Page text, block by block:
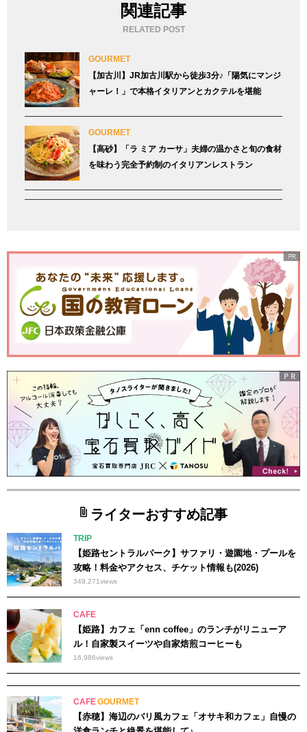
関連記事
RELATED POST
GOURMET
【加古川】JR加古川駅から徒歩3分♪「陽気にマンジ
ャーレ！」で本格イタリアンとカクテルを堪能
GOURMET
【高砂】「ラ ミア カーサ」夫婦の温かさと旬の食材
を味わう完全予約制のイタリアンレストラン
ライターおすすめ記事
TRIP
【姫路セントラルパーク】サファリ・遊園地・プールを
攻略！料金やアクセス、チケット情報も(2026)
349,271views
CAFE
【姫路】カフェ「enn coffee」のランチがリニューア
ル！自家製スイーツや自家焙煎コーヒーも
16,986views
CAFEGOURMET
【赤穂】海辺のバリ風カフェ「オサキ和カフェ」自慢の